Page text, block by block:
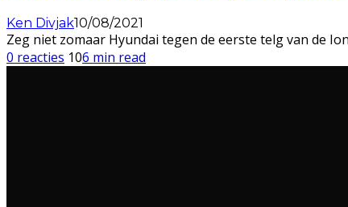
Ken Divjak10/08/2021
Zeg niet zomaar Hyundai tegen de eerste telg van de
0 reacties 106 min read